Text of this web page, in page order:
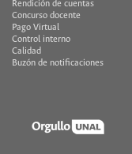
Rendición de cuentas
Concurso docente
Pago Virtual
Control interno
Calidad
Buzón de notificaciones